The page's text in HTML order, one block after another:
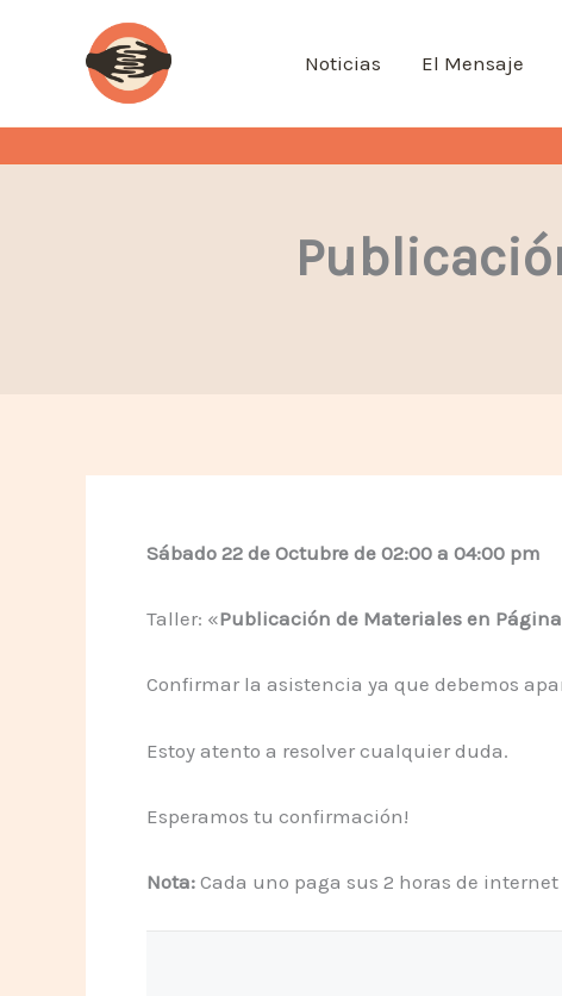
contenido
Noticias El Mensaje
Sábado 22 de Octubre de 02:00 a 04:00 pm
Taller: «Publicación de Materiales en
Confirmar la asistencia ya que debemos
Estoy atento a resolver cualquier duda.
Esperamos tu confirmación!
Nota: Cada uno paga sus 2 horas de